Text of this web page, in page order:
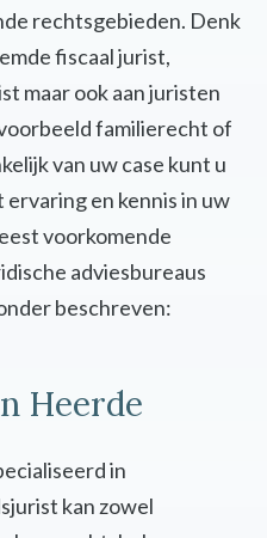
rechtsgebieden. Denk
fiscaal jurist,
maar ook aan juristen
familierecht of
van uw case kunt u
ervaring en kennis in uw
voorkomende
adviesbureaus
beschreven:
Heerde
in
kan zowel